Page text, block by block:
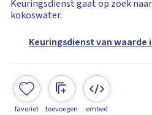
Keuringsdienst gaat op zoek
kokoswater.
Keuringsdienst van waarde
favoriet toevoegen embed